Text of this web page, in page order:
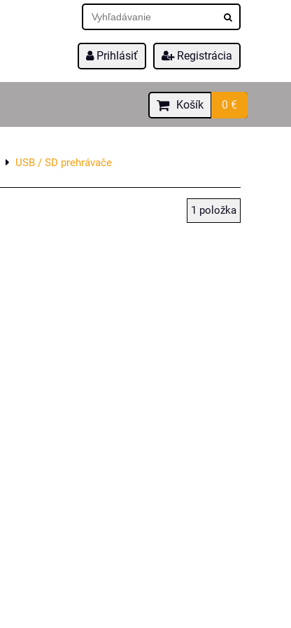
Prihlásiť Registrácia
Košík 0 €
USB / SD prehrávače
1 položka